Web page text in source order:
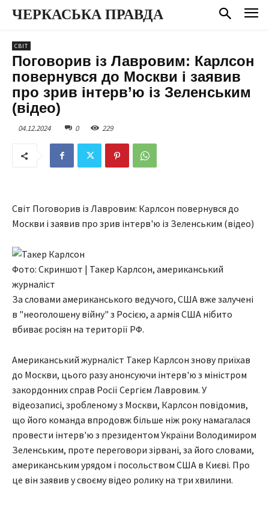
ЧЕРКАСЬКА ПРАВДА
СВІТ
Поговорив із Лавровим: Карлсон
повернувся до Москви і заявив
про зрив інтерв’ю із Зеленським
(відео)
04.12.2024 0 229
Світ Поговорив із Лавровим: Карлсон повернувся до
Москви і заявив про зрив інтерв'ю із Зеленським (відео)
Фото: Скриншот | Такер Карлсон, американський
журналіст
За словами американського ведучого, США вже залучені
в "неоголошену війну" з Росією, а армія США нібито
вбиває росіян на території РФ.
Американський журналіст Такер Карлсон знову приїхав
до Москви, цього разу анонсуючи інтерв'ю з міністром
закордонних справ Росії Сергієм Лавровим. У
відеозаписі, зробленому з Москви, Карлсон повідомив,
що його команда впродовж більше ніж року намагалася
провести інтерв'ю з президентом України Володимиром
Зеленським, проте переговори зірвані, за його словами,
американським урядом і посольством США в Києві. Про
це він заявив у своєму відео ролику на три хвилини.